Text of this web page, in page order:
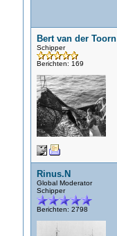
Bert van der Toorn
Schipper
Berichten: 169
Rinus.N
Global Moderator
Schipper
Berichten: 2798